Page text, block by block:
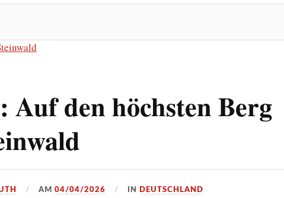
Auf den höchsten Berg
AM04/04/2026 IN DEUTSCHLAND